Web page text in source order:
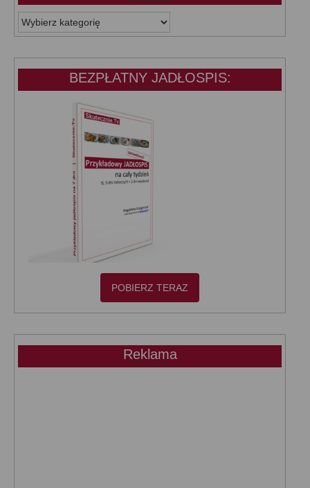
WSZYSTKIE
KATEGORIE:
BEZPŁATNY JADŁOSPIS:
POBIERZ TERAZ
Reklama